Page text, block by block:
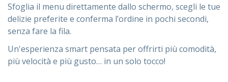
Sfoglia il menu direttamente dallo schermo, scegli le tue
delizie preferite e conferma l’ordine in pochi secondi,
senza fare la fila.
Un'esperienza smart pensata per offrirti più comodità,
più velocità e più gusto… in un solo tocco!